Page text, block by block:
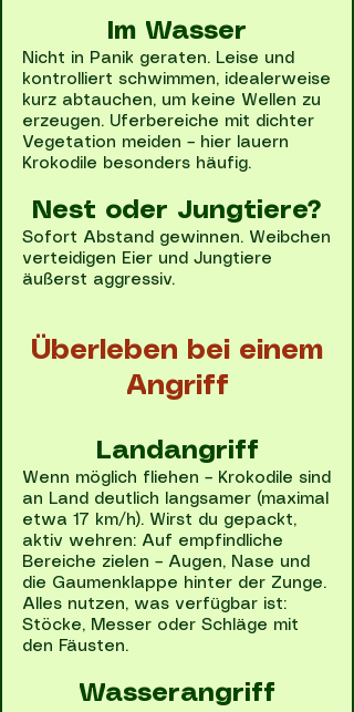
Im Wasser
Nicht in Panik geraten. Leise und
kontrolliert schwimmen, idealerweise
kurz abtauchen, um keine Wellen zu
erzeugen. Uferbereiche mit dichter
Vegetation meiden – hier lauern
Krokodile besonders häufig.
Nest oder Jungtiere?
Sofort Abstand gewinnen. Weibchen
verteidigen Eier und Jungtiere
äußerst aggressiv.
Überleben bei einem
Angriff
Landangriff
Wenn möglich fliehen – Krokodile sind
an Land deutlich langsamer (maximal
etwa 17 km/h). Wirst du gepackt,
aktiv wehren: Auf empfindliche
Bereiche zielen – Augen, Nase und
die Gaumenklappe hinter der Zunge.
Alles nutzen, was verfügbar ist:
Stöcke, Messer oder Schläge mit
den Fäusten.
Wasserangriff